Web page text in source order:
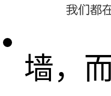
采用
墙，